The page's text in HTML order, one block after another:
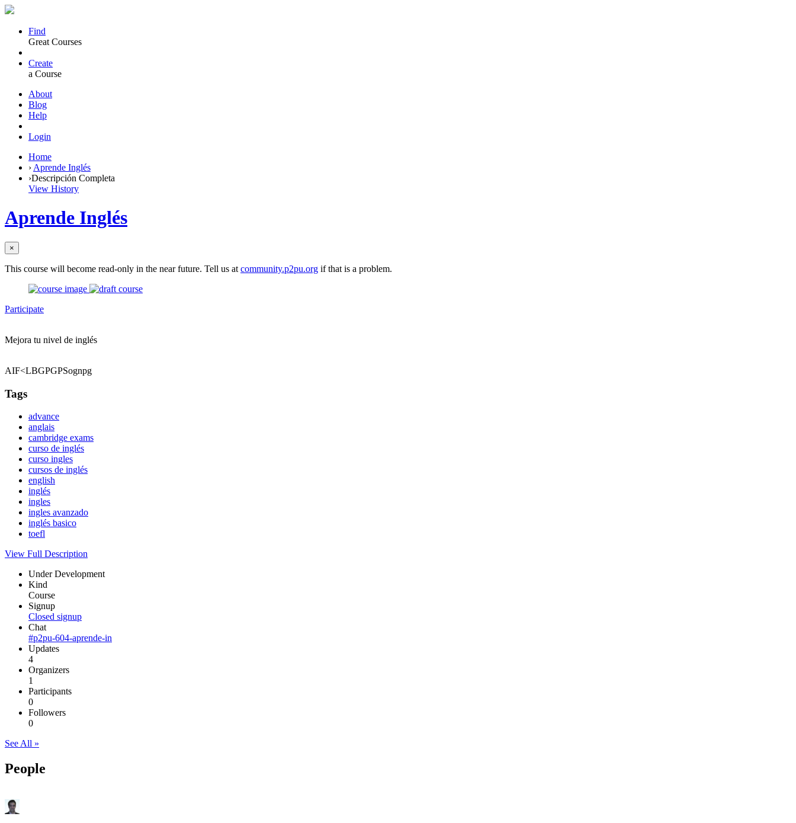
Find
Great Courses
Create
a Course
About
Blog
Help
Login
Home
› Aprende Inglés
›Descripción Completa
View History
Aprende Inglés
×
This course will become read-only in the near future. Tell us at community.p2pu.org if that is a problem.
Participate
Mejora tu nivel de inglés
AIF<LBGPGPSognpg
Tags
advance
anglais
cambridge exams
curso de inglés
curso ingles
cursos de inglés
english
inglés
ingles
ingles avanzado
inglés basico
toefl
View Full Description
Under Development
Kind
Course
Signup
Closed signup
Chat
#p2pu-604-aprende-in
Updates
4
Organizers
1
Participants
0
Followers
0
See All »
People